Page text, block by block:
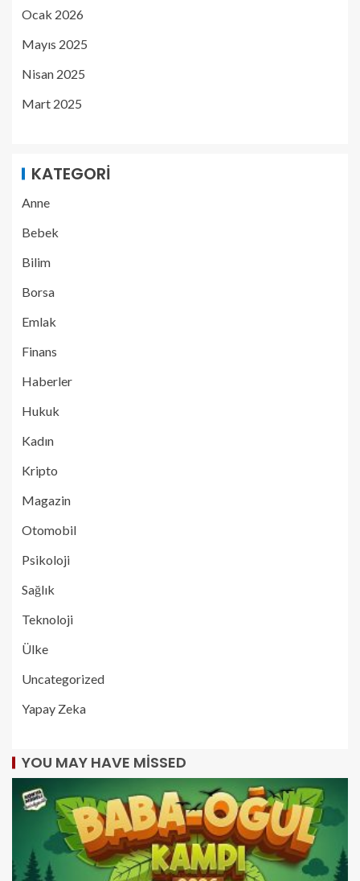
Ocak 2026
Mayıs 2025
Nisan 2025
Mart 2025
KATEGORI
Anne
Bebek
Bilim
Borsa
Emlak
Finans
Haberler
Hukuk
Kadın
Kripto
Magazin
Otomobil
Psikoloji
Sağlık
Teknoloji
Ülke
Uncategorized
Yapay Zeka
YOU MAY HAVE MISSED